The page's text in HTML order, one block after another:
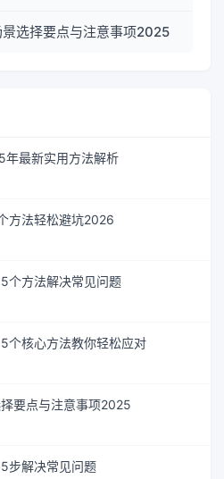
选择要点与注意事项2025
年最新实用方法解析
方法轻松避坑2026
个方法解决常见问题
个核心方法教你轻松应对
要点与注意事项2025
步解决常见问题